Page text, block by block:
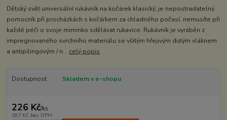
Dětský svět universální rukávník na kočárek klasický, je nepostradatelný
pomocník při procházkách s kočárkem za chladného počasí, nemusíte při
každé péči o svoje miminko sdělávat rukavice. Rukávník je vyráběn z
impregnovaného svrchního materiálu se všitým hřejivým dutým vláknem
a antipilingovým / n... celý popis
Dostupnost Skladem v e-shopu
226 Kč/ks
187 Kč bez DPH